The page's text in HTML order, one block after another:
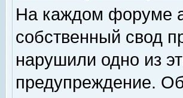
На каждом форуме
собственный свод
нарушили одно из
предупреждение.